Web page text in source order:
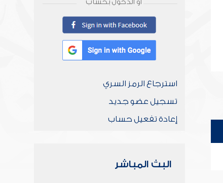
أو الدخول بحساب
استرجاع الرمز السري
تسجيل عضو جديد
إعادة تفعيل حساب
البث المباشر